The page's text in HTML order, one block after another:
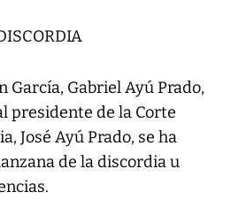
García, Gabriel Ayú Prado,
presidente de la Corte
José Ayú Prado, se ha
de la discordia u